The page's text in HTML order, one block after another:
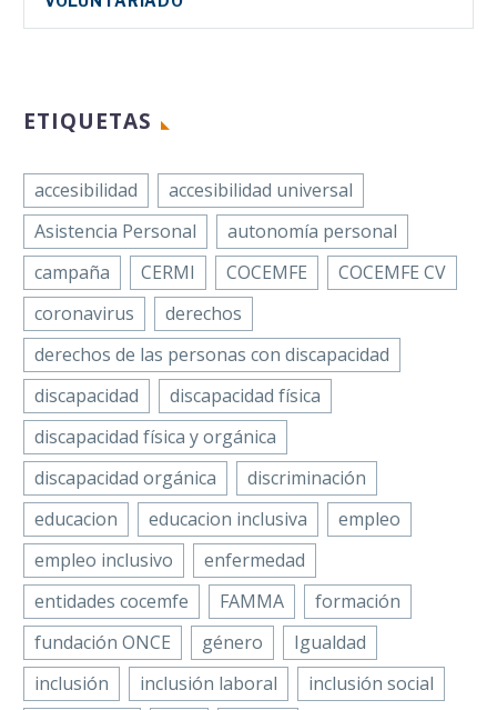
ETIQUETAS
accesibilidad
accesibilidad universal
Asistencia Personal
autonomía personal
campaña
CERMI COCEMFE
COCEMFE CV
coronavirus
derechos
derechos de las personas con discapacidad
discapacidad
discapacidad física
discapacidad física y orgánica
discapacidad orgánica
discriminación
educacion
educacion inclusiva
empleo
empleo inclusivo
enfermedad
entidades cocemfe
FAMMA
formación
fundación ONCE
género
Igualdad
inclusión
inclusión laboral
inclusión social